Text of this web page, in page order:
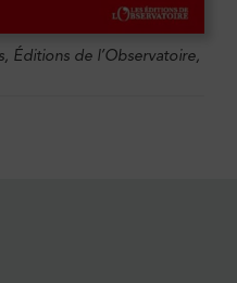
Éditions de l’Observatoire,